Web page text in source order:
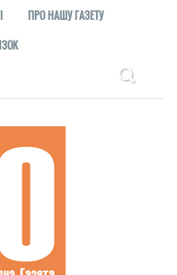
ПРО НАШУ ГАЗЕТУ